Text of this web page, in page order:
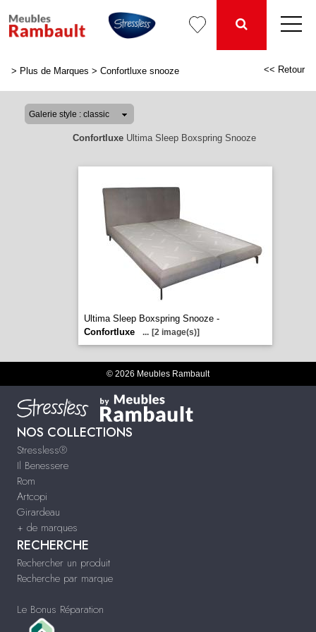
> Plus de Marques > Confortluxe snooze << Retour
ConfortluxeUltima Sleep Boxspring Snooze
Ultima Sleep Boxspring Snooze -
Confortluxe
... [2 image(s)]
© 2026 Meubles Rambault
NOS COLLECTIONS
Stressless®
Il Benessere
Rom
Artcopi
Girardeau
+ de marques
RECHERCHE
Rechercher un produit
Recherche par marque
Le Bonus Réparation